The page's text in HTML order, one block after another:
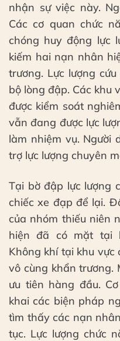
nhận sự việc này.
Các cơ quan chức
chóng huy động lực
kiếm hai nạn nhân
trương. Lực lượng
bộ lòng đập. Các khu
được kiểm soát
vẫn đang được lực
làm nhiệm vụ. Người
trợ lực lượng chuyên
Tại bờ đập lực lượng
chiếc xe đạp để lại.
của nhóm thiếu niên
hiện đã có mặt tại
Không khí tại khu
vô cùng khẩn trương.
ưu tiên hàng đầu.
khai các biện pháp
tìm thấy các nạn
tục. Lực lượng chức